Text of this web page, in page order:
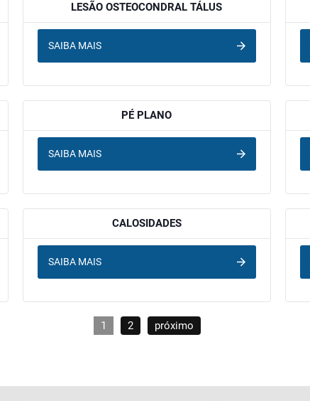
LESÃO OSTEOCONDRAL TÁLUS
SAIBA MAIS
PÉ PLANO
SAIBA MAIS
CALOSIDADES
SAIBA MAIS
1 2 próximo